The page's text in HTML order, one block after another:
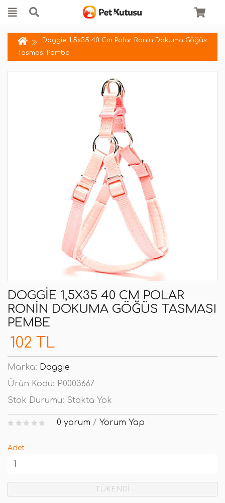
Doggie 1,5x35 40 Cm Polar Ronin Dokuma Göğüs
Tasması Pembe
DOGGIE 1,5X35 40 CM POLAR
RONIN DOKUMA GÖĞÜS TASMASI
PEMBE
102 TL
Marka: Doggie
Ürün Kodu: P0003667
Stok Durumu: Stokta Yok
0 yorum / Yorum Yap
Adet
TÜKENDİ